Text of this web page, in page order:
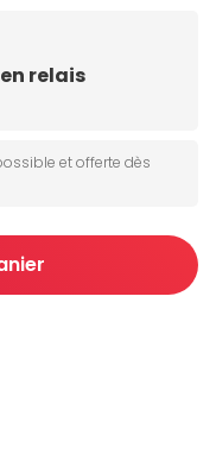
relais
et offerte dès